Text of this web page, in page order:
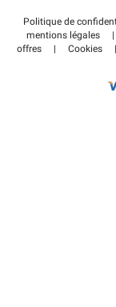
Régler votre
Wiki
Guide du
Politique de
mentions légales
|
offres
| Cookies |